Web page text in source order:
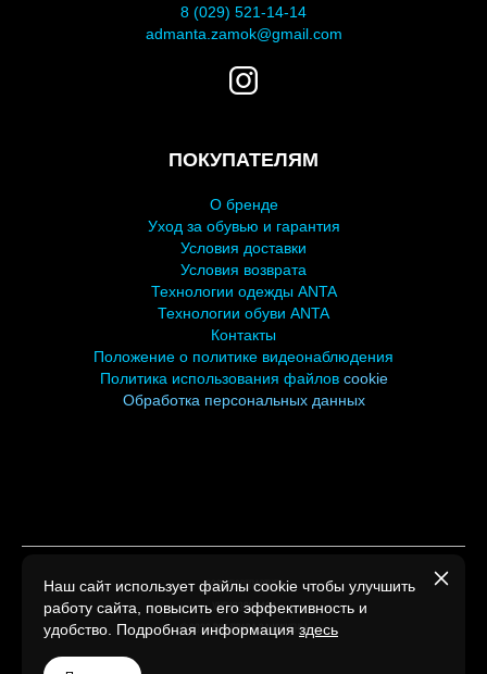
8 (029) 521-14-14
admanta.zamok@gmail.com
ПОКУПАТЕЛЯМ
О бренде
Уход за обувью и гарантия
Условия доставки
Условия возврата
Технологии одежды ANTA
Технологии обуви ANTA
Контакты
Положение о политике видеонаблюдения
Политика использования файлов cookie
Обработка персональных данных
ООО СПОРТПАРТНЕР
УНП193007494
©2026 Все права защищены.
Наш сайт использует файлы cookie чтобы улучшить
работу сайта, повысить его эффективность и
удобство. Подробная информация здесь